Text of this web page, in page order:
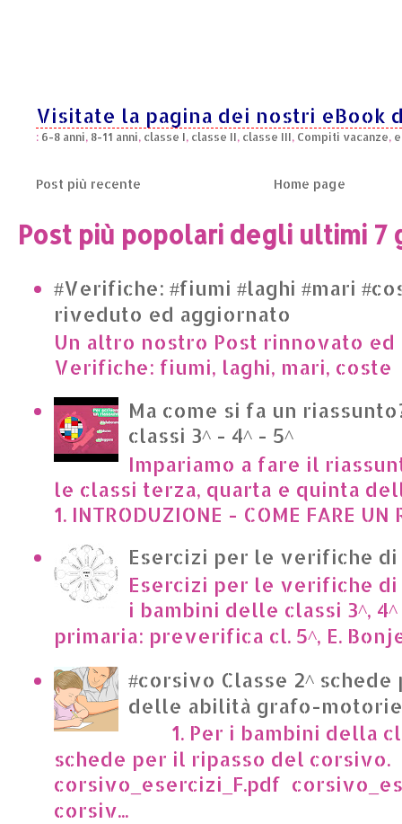
Visitate la pagina dei nostri eBook
: 6-8 anni, 8-11 anni, classe I, classe II, classe III, Compiti vacanze,
Post più recente Home page
Post più popolari degli ultimi 7
#Verifiche: #fiumi #laghi #mari
riveduto ed aggiornato
Un altro nostro Post rinnovato
Verifiche: fiumi, laghi, mari, coste
Ma come si fa un
classi 3^ - 4^ - 5^
Impariamo a fare il
le classi terza, quarta e quinta
1. INTRODUZIONE - COME FARE UN
Esercizi per le verifiche
Esercizi per le verifiche
i bambini delle classi 3^,
primaria: preverifica cl. 5^, E.
#corsivo Classe 2^
delle abilità grafo-motorie
1. Per i bambini della
schede per il ripasso del corsivo.
corsivo_esercizi_F.pdf
corsiv...